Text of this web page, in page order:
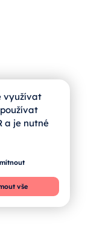
využívat
a je nutné
vše